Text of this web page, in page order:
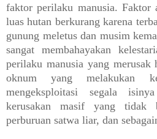
faktor perilaku manusia. Faktor
luas hutan berkurang karena
gunung meletus dan musim
sangat membahayakan
perilaku manusia yang merusak
oknum yang melakukan
mengeksploitasi segala
kerusakan masif yang tidak
perburuan satwa liar, dan